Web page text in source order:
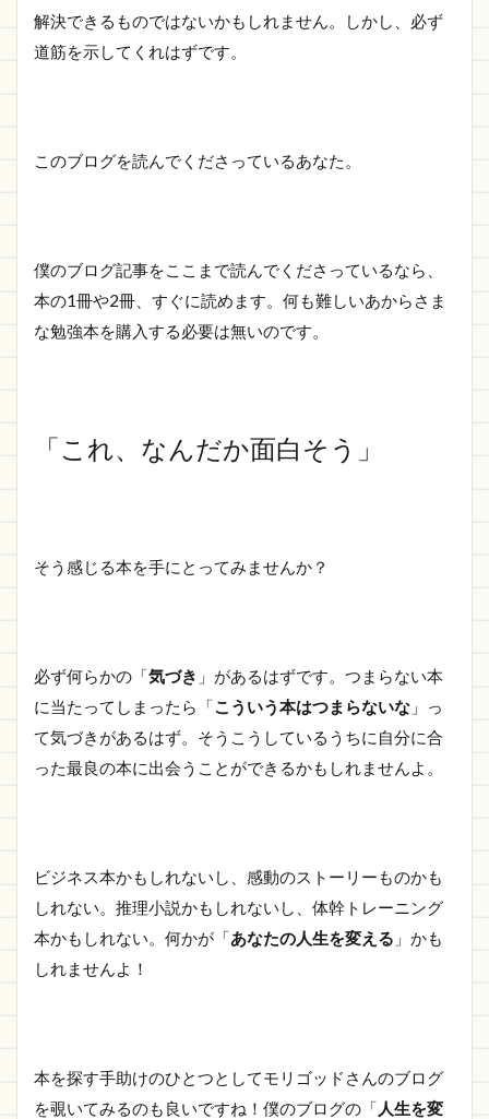
解決できるものではないかもしれません。しかし、必ず
道筋を示してくれはずです。
このブログを読んでくださっているあなた。
僕のブログ記事をここまで読んでくださっているなら、
本の1冊や2冊、すぐに読めます。何も難しいあからさま
な勉強本を購入する必要は無いのです。
「これ、なんだか面白そう」
そう感じる本を手にとってみませんか？
必ず何らかの「気づき 」があるはずです。つまらない本
に当たってしまったら「こういう本はつまらないな 」っ
て気づきがあるはず。そうこうしているうちに自分に合
った最良の本に出会うことができるかもしれませんよ。
ビジネス本かもしれないし、感動のストーリーものかも
しれない。推理小説かもしれないし、体幹トレーニング
本かもしれない。何かが「あなたの人生を変える 」かも
しれませんよ！
本を探す手助けのひとつとしてモリゴッドさんのブログ
を覗いてみるのも良いですね！僕のブログの「 人生を変